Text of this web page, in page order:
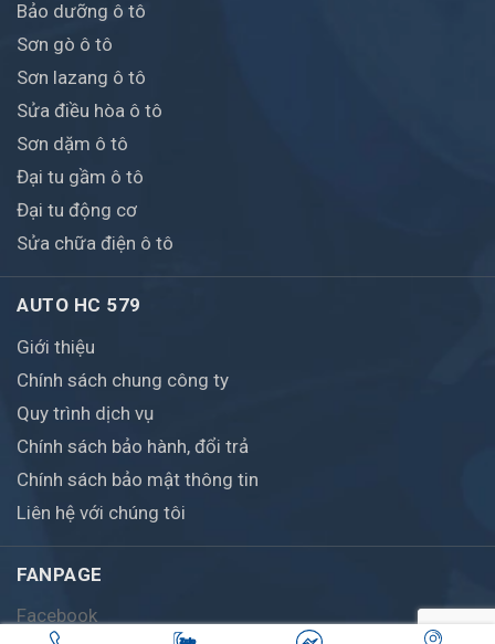
Bảo dưỡng ô tô
Sơn gò ô tô
Sơn lazang ô tô
Sửa điều hòa ô tô
Sơn dặm ô tô
Đại tu gầm ô tô
Đại tu động cơ
Sửa chữa điện ô tô
AUTO HC 579
Giới thiệu
Chính sách chung công ty
Quy trình dịch vụ
Chính sách bảo hành, đổi trả
Chính sách bảo mật thông tin
Liên hệ với chúng tôi
FANPAGE
Facebook